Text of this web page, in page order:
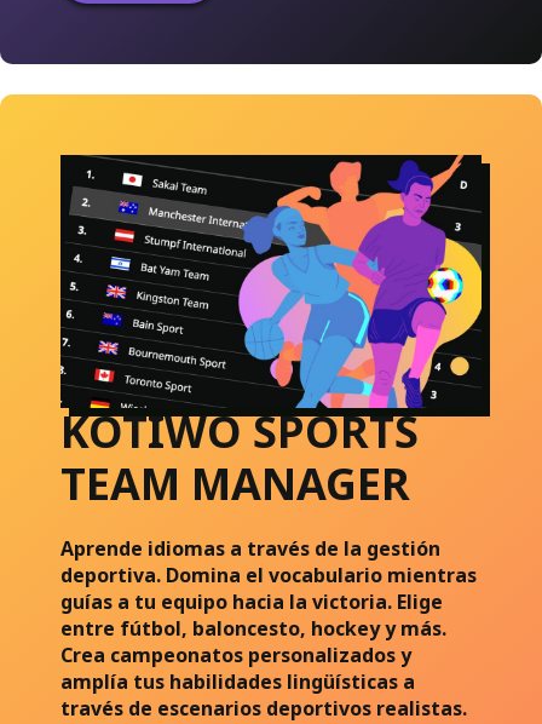
KOTIWO SPORTS
TEAM MANAGER
Aprende idiomas a través de la gestión
deportiva. Domina el vocabulario mientras
guías a tu equipo hacia la victoria. Elige
entre fútbol, baloncesto, hockey y más.
Crea campeonatos personalizados y
amplía tus habilidades lingüísticas a
través de escenarios deportivos realistas.